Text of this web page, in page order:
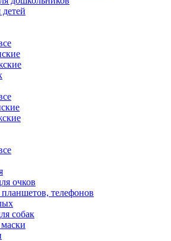
очков
телефонов
собак